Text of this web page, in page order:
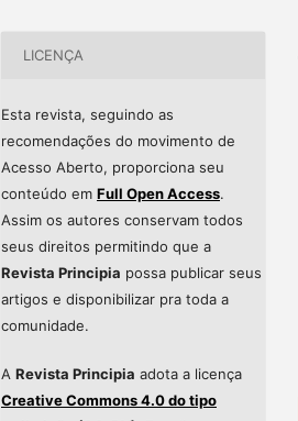
LICENÇA
Esta revista, seguindo as
recomendações do movimento de
Acesso Aberto, proporciona seu
conteúdo em Full Open Access.
Assim os autores conservam todos
seus direitos permitindo que a
Revista Principia possa publicar seus
artigos e disponibilizar pra toda a
comunidade.
A Revista Principia adota a licença
Creative Commons 4.0 do tipo